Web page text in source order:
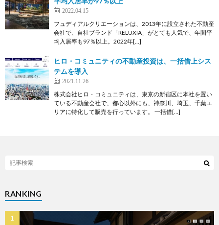
2022.04.15
フュディアルクリエーションは、2013年に設立された不動産
会社で、自社ブランド「RELUXIA」がとても人気で、年間平
均入居率も97％以上。2022年[…]
ヒロ・コミュニティの不動産投資は、一括借上シス
テムを導入
2021.11.26
株式会社ヒロ・コミュニティは、東京の新宿区に本社を置い
ている不動産会社で、都心以外にも、神奈川、埼玉、千葉エ
リアに特化して販売を行っています。 一括借[…]
RANKING